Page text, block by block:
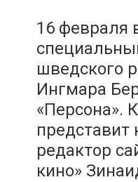
16 февраля
шведского
Ингмара
«Персона».
представит
редактор
кино»